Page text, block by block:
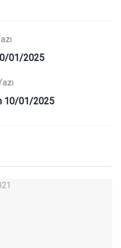
01/2025
10/01/2025